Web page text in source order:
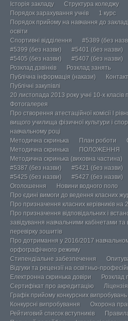
Історія закладу
Структура коледжу
Порядок зарахування учнів
1 курс
Порядок прийому на навчання до
освіти
Спортивні відділення
#5389 (без
#5399 (без назви)
#5401 (без назви)
#5405 (без назви)
#5407 (без назви)
Розклад дзвінків
Розклад занять
Публічна інформація (накази)
Публічні закупівлі
20 листопада 2013 року учні 10-х
Фотогалерея
Про створення атестаційної комісії І
вищого училища фізичної культури і
навчальному році
Методична скринька
План роботи
Методична скринька
ПОЛОЖЕННЯ
Методична скринька (виховна частина)
#5387 (без назви)
#5421 (без назви)
#5425 (без назви)
#5427 (без назви)
Оголошення
Новини водного поло
Про єдині вимоги до ведення класних
Про призначення класних керівників на
Про призначення відповідальних і
завідування навчальними кабінетами
перевірку зошитів
Про дотримання у 2016/2017
орфографічного режиму
Стипендіальне забезпечення
Відгуки та рецензії на освітньо-
Електронна скринька довіри
Розклад
Сертифікат про акредитацію
Ліцензія
Графік прийому конкурсних випробувань
Конкурсні випробування
Охорона
Рейтиговий список вступників